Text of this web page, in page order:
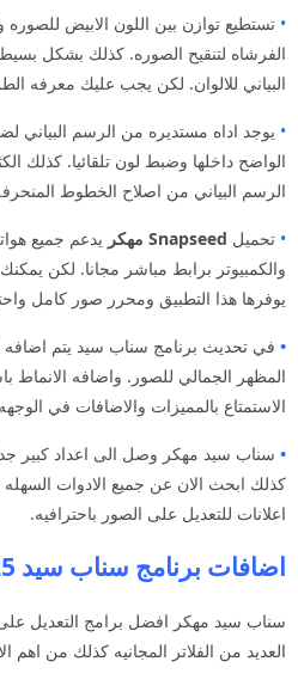
• تستطيع توازن بين اللون الابيض للصوره
الفرشاه لتنقيح الصوره. كذلك بشكل
البياني للالوان. لكن يجب عليك معرفه
• يوجد اداه مستديره من الرسم البياني
الواضح داخلها وضبط لون تلقائيا. كذلك
الرسم البياني من اصلاح الخطوط
• تحميل Snapseed مهكر
يدعم جميع
والكمبيوتر برابط مباشر مجانا. لكن
يوفرها هذا التطبيق ومحرر صور كامل
• في تحديث برنامج سناب سيد يتم
المظهر الجمالي للصور. واضافه الانماط
الاستمتاع بالمميزات والاضافات في
• سناب سيد مهكر وصل الى اعداد كبير
كذلك ابحث الان عن جميع الادوات
اعلانات للتعديل على الصور باحترافيه.
اضافات برنامج سناب سيد 2025 تنزيل سناب سيد
سناب سيد مهكر افضل برامج التعديل على
العديد من الفلاتر المجانيه كذلك من اهم